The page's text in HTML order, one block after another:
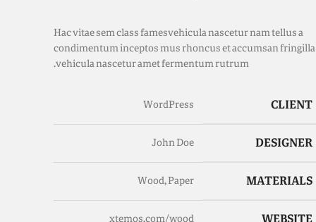
Hac vitae sem class fames vehicula nascetur nam tellus a
condimentum inceptos mus rhoncus et accumsan fringilla
vehicula nascetur amet fermentum rutrum.
CLIENT
WordPress
DESIGNER
John Doe
MATERIALS
Wood, Paper